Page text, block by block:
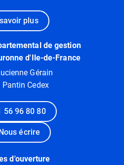
plus
de gestion
d'Ile-de-France
Gérain
Cedex
56 96 80 80
Nous écrire
d'ouverture